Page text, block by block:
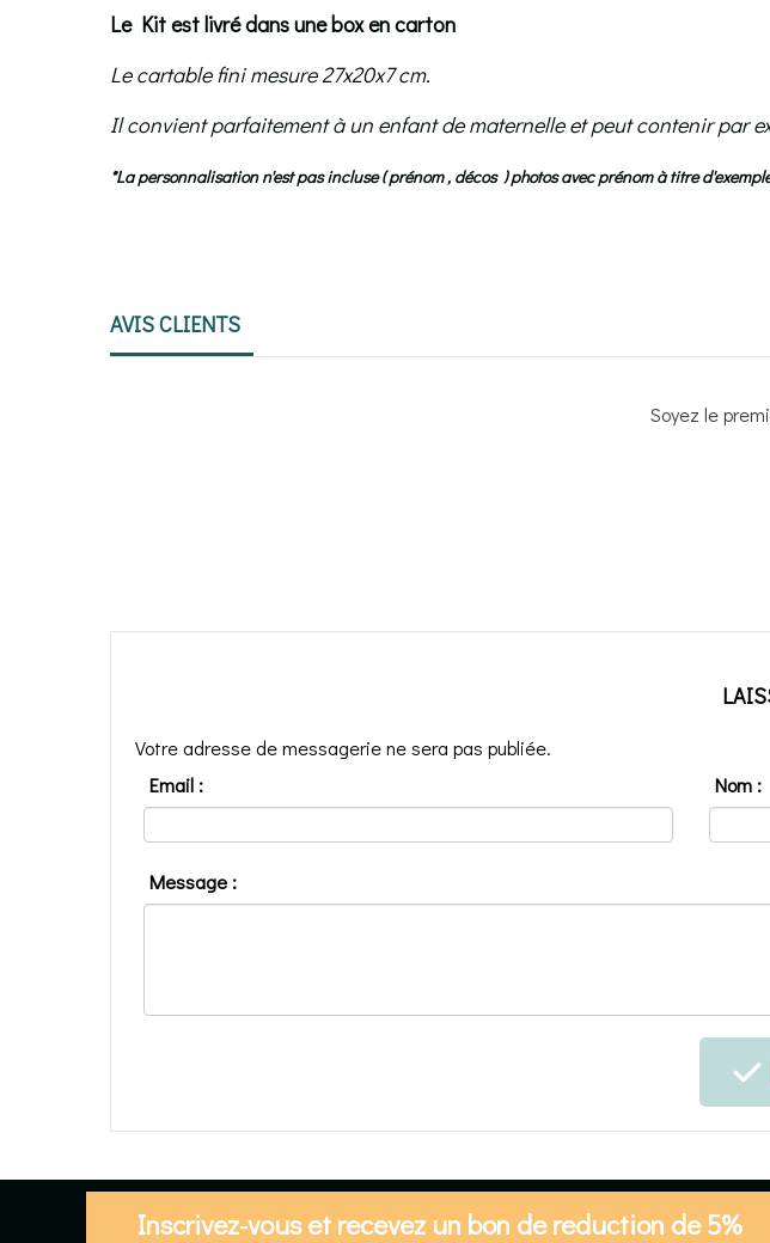
Le Kit est livré dans une box en carton
Le cartable fini mesure 27x20x7 cm.
Il convient parfaitement à un enfant de maternelle et peut contenir par
*La personnalisation n'est pas incluse ( prénom , décos ) photos avec prénom à titre
AVIS CLIENTS
Soyez le
Votre adresse de messagerie ne sera pas publiée.
Email :
Nom :
Message :
Inscrivez-vous et recevez un bon de reduction de 5%